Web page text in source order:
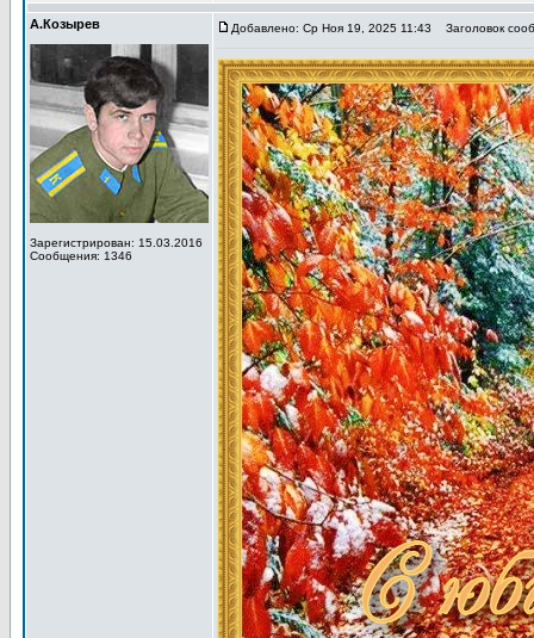
А.Козырев
Зарегистрирован: 15.03.2016
Сообщения: 1346
Добавлено: Ср Ноя 19, 2025 11:43 Заголовок